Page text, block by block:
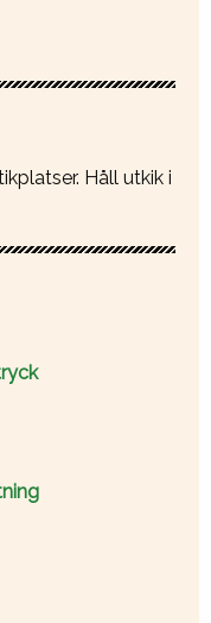
Håll utkik i